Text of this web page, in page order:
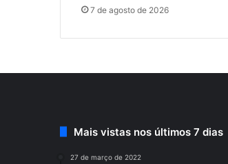
7 de agosto de 2026
Mais vistas nos últimos 7 dias
27 de março de 2022